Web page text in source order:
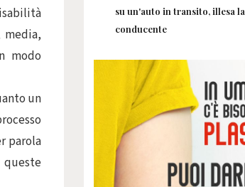
modo
un
parola
queste
su un'auto in transito, illesa la
conducente